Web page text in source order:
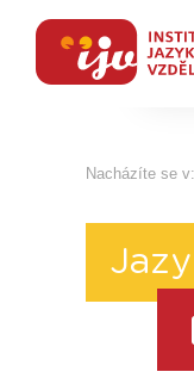
Nacházíte se v: